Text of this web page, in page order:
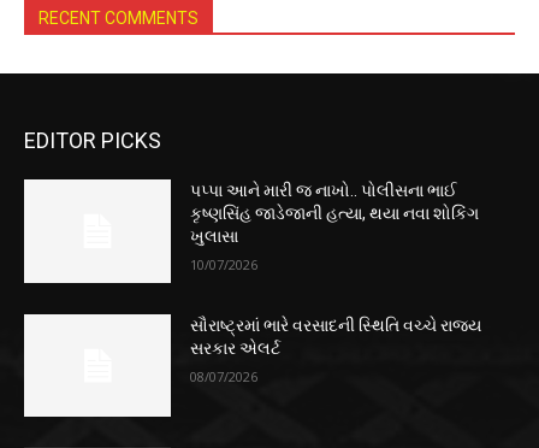
RECENT COMMENTS
EDITOR PICKS
પપ્પા આને મારી જ નાખો.. પોલીસના ભાઈ
કૃષ્ણસિંહ જાડેજાની હત્યા, થયા નવા શોકિંગ
ખુલાસા
10/07/2026
સૌરાષ્ટ્રમાં ભારે વરસાદની સ્થિતિ વચ્ચે રાજ્ય
સરકાર એલર્ટ
08/07/2026